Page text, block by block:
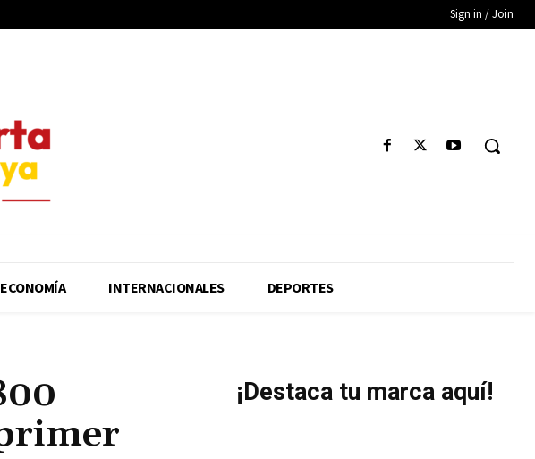
Sign in / Join
ECONOMÍA INTERNACIONALES DEPORTES
¡Destaca tu marca aquí!